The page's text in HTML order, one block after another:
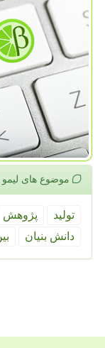
موضوع های لیمو
تولید پژوهش
دانش بنیان